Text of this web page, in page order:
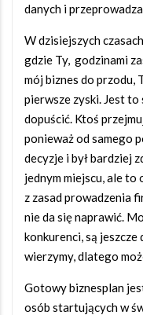
danych i
W dzisiejszych
gdzie Ty, godzinami
mój biznes do przodu,
pierwsze zyski. Jest
dopuścić. Ktoś
ponieważ od samego
decyzje i był bardziej
jednym miejscu, ale to
z zasad prowadzenia
nie da się naprawić.
konkurenci, są jeszcze
wierzymy, dlatego
Gotowy biznesplan
osób startujących w